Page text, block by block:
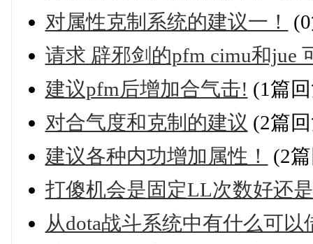
对属性克制系统的建议一！
请求 辟邪剑的pfm cimu和jue
建议pfm后增加合气击! (1篇
对合气度和克制的建议 (2篇
建议各种内功增加属性！
(2
打傻机会是固定LL次数好还
从dota战斗系统中有什么可以